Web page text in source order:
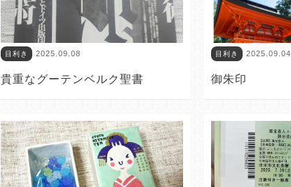
目利き 2025.09.08
貴重なグーテンベルク聖書
目利き 2025.09.04
御朱印